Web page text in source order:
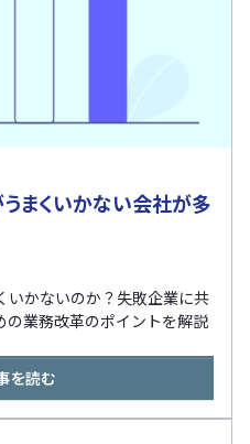
まくいかない会社が多
いかないのか？失敗企業に共
の業務改革のポイントを解説
を読む